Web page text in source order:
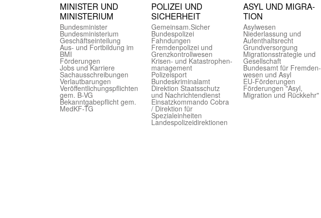
MINISTER UND
MINIST­ERIUM
Bundes­minister
Bundes­ministerium
Geschäfts­einteilung
Aus- und Fortbildung im
BMI
Förderungen
Jobs und Karriere
Sachaus­schreibungen
Verlautbarungen
Veröffentlichungspflichten
gem. B-VG
Bekanntgabepflicht gem.
MedKF-TG
POLIZEI UND
SICHER­HEIT
Gemein­sam.Sicher
Bundes­polizei
Fahndungen
Fremdenpolizei und
Grenzkontrollwesen
Krisen- und Katastrophen­
management
Polizeisport
Bundes­kriminal­amt
Direktion Staats­schutz
und Nach­richten­dienst
Einsatz­kommando Cobra
/ Direktion für
Spezialeinheiten
Landes­polizei­direk­tionen
ASYL UND MIGRA­
TION
Asyl­wesen
Nieder­lassung und
Aufent­halts­recht
Grund­versorgung
Migrations­strategie und
Gesell­schaft
Bundes­amt für Fremden­
wesen und Asyl
EU-Förde­rungen
Förderungen "Asyl,
Migration und Rückkehr"